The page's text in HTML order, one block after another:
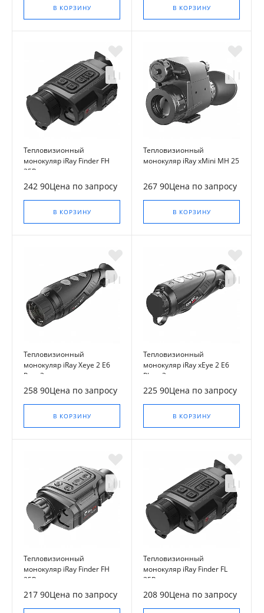
В КОРЗИНУ В КОРЗИНУ
Тепловизионный
монокуляр iRay Finder FH
35R
242 90Цена по запросу
В КОРЗИНУ
Тепловизионный
монокуляр iRay xMini MH 25
267 90Цена по запросу
В КОРЗИНУ
Тепловизионный
монокуляр iRay Xeye 2 E6
Pro v3
258 90Цена по запросу
В КОРЗИНУ
Тепловизионный
монокуляр iRay xEye 2 E6
Plus v3
225 90Цена по запросу
В КОРЗИНУ
Тепловизионный
монокуляр iRay Finder FH
25R
217 90Цена по запросу
Тепловизионный
монокуляр iRay Finder FL
35R
208 90Цена по запросу